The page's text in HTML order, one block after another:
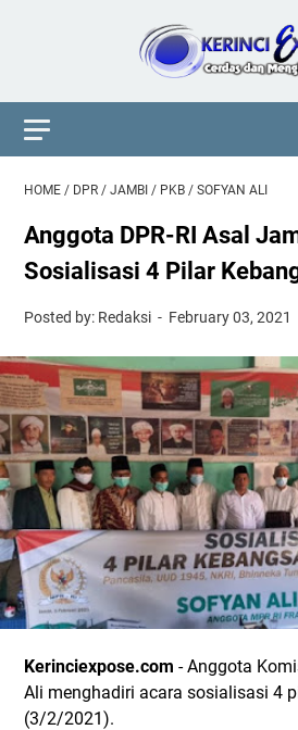
HOME / DPR / JAMBI / PKB / SOFYAN ALI
Anggota DPR-RI Asal
Sosialisasi 4 Pilar
Posted by: Redaksi February 03, 2021
Kerinciexpose.com - Anggota
Ali menghadiri acara sosialisasi 4
(3/2/2021).